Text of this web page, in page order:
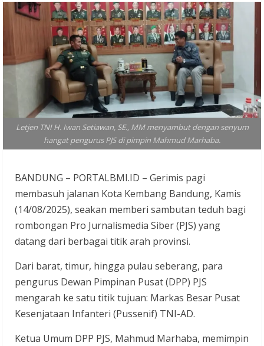
Letjen TNI H. Iwan Setiawan, SE., MM menyambut dengan senyum
hangat pengurus PJS di pimpin Mahmud Marhaba.
BANDUNG – PORTALBMI.ID – Gerimis pagi
membasuh jalanan Kota Kembang Bandung, Kamis
(14/08/2025), seakan memberi sambutan teduh bagi
rombongan Pro Jurnalismedia Siber (PJS) yang
datang dari berbagai titik arah provinsi.
Dari barat, timur, hingga pulau seberang, para
pengurus Dewan Pimpinan Pusat (DPP) PJS
mengarah ke satu titik tujuan: Markas Besar Pusat
Kesenjataan Infanteri (Pussenif) TNI-AD.
Ketua Umum DPP PJS, Mahmud Marhaba, memimpin